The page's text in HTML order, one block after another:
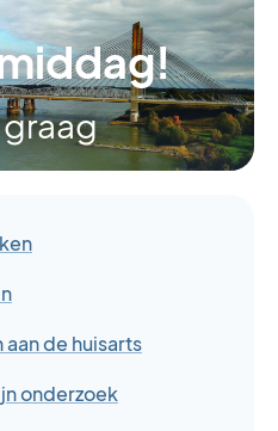
graag
aan de huisarts
onderzoek